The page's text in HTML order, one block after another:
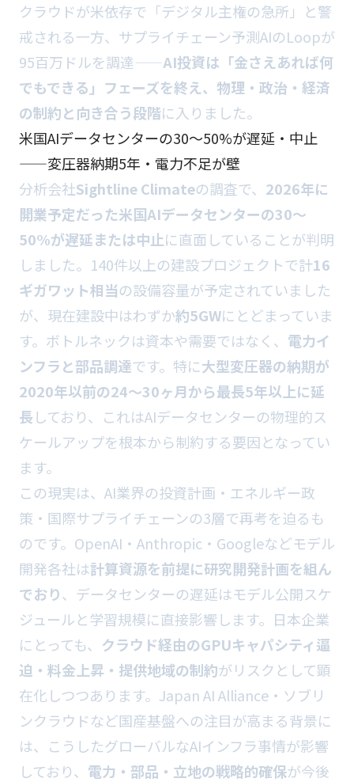
クラウドが米依存で「デジタル主権の急所」と警
戒される一方、サプライチェーン予測AIのLoopが
95百万ドルを調達——AI投資は「金さえあれば何
でもできる」フェーズを終え、物理・政治・経済
の制約と向き合う段階に入りました。
米国AIデータセンターの30〜50%が遅延・中止
——変圧器納期5年・電力不足が壁
分析会社Sightline Climateの調査で、 2026年に
開業予定だった米国AIデータセンターの30〜
50%が遅延または中止に直面していることが判明
しました。140件以上の建設プロジェクトで計16
ギガワット相当の設備容量が予定されていました
が、現在建設中はわずか約5GWにとどまっていま
す。ボトルネックは資本や需要ではなく、 電力イ
ンフラと部品調達です。特に大型変圧器の納期が
2020年以前の24〜30ヶ月から最長5年以上に延
長しており、これはAIデータセンターの物理的ス
ケールアップを根本から制約する要因となってい
ます。
この現実は、AI業界の投資計画・エネルギー政
策・国際サプライチェーンの3層で再考を迫るも
のです。OpenAI・Anthropic・Googleなどモデル
開発各社は計算資源を前提に研究開発計画を組ん
でおり、データセンターの遅延はモデル公開スケ
ジュールと学習規模に直接影響します。日本企業
にとっても、 クラウド経由のGPUキャパシティ逼
迫・料金上昇・提供地域の制約がリスクとして顕
在化しつつあります。Japan AI Alliance・ソブリ
ンクラウドなど国産基盤への注目が高まる背景に
は、こうしたグローバルなAIインフラ事情が影響
しており、 電力・部品・立地の戦略的確保が今後